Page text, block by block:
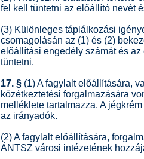
fel kell tüntetni az előállító nevét
(3) Különleges táplálkozási
csomagolásán az (1) és (2)
előállítási engedély számát és
tüntetni.
17. § (1) A fagylalt előállítására,
közétkeztetési forgalmazására
melléklete tartalmazza. A
az irányadók.
(2) A fagylalt előállítására,
ÁNTSZ városi intézetének